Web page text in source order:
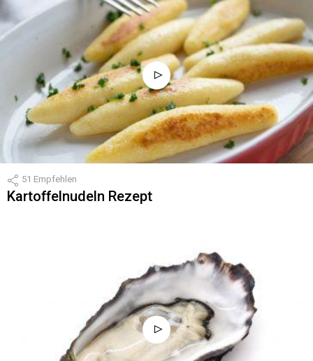
51 Empfehlen
Kartoffelnudeln Rezept